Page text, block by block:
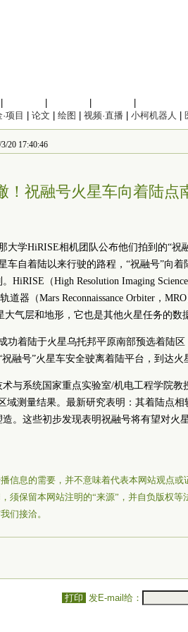
项目 论文 绘图 视频·直播 小柯机器人
20 17:40:46
！祝融号火星车向着陆点
大学HiRISE相机团队公布他们拍到的“祝
车自着陆以来行驶的路程，“祝融号”向
HiRISE（High Resolution Imaging
器（Mars Reconnaissance Orbiter，
大气层和地形，它也是其他火星任务的数
功着陆于火星乌托邦平原南部预选着陆
融号”火星车安全驶离着陆平台，到达火
与系统国家重点实验室/机电工程学院教
域测量结果。最新研究表明：其着陆点
。这些初步发现表明祝融号将有望对火
信息的需要，并不意味着代表本网站观点或
须保留本网站注明的“来源”，并自负版权等
们接洽。
打印 发E-mail给：